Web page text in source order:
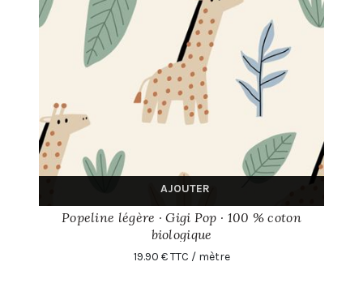
AJOUTER
Popeline légère · Gigi Pop · 100 % coton
biologique
19.90 € TTC / mètre